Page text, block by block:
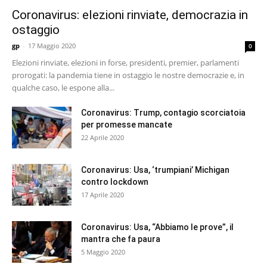
Coronavirus: elezioni rinviate, democrazia in
ostaggio
gp - 17 Maggio 2020 0
Elezioni rinviate, elezioni in forse, presidenti, premier, parlamenti
prorogati: la pandemia tiene in ostaggio le nostre democrazie e, in
qualche caso, le espone alla...
Coronavirus: Trump, contagio scorciatoia
per promesse mancate
22 Aprile 2020
Coronavirus: Usa, ‘trumpiani’ Michigan
contro lockdown
17 Aprile 2020
Coronavirus: Usa, “Abbiamo le prove”, il
mantra che fa paura
5 Maggio 2020